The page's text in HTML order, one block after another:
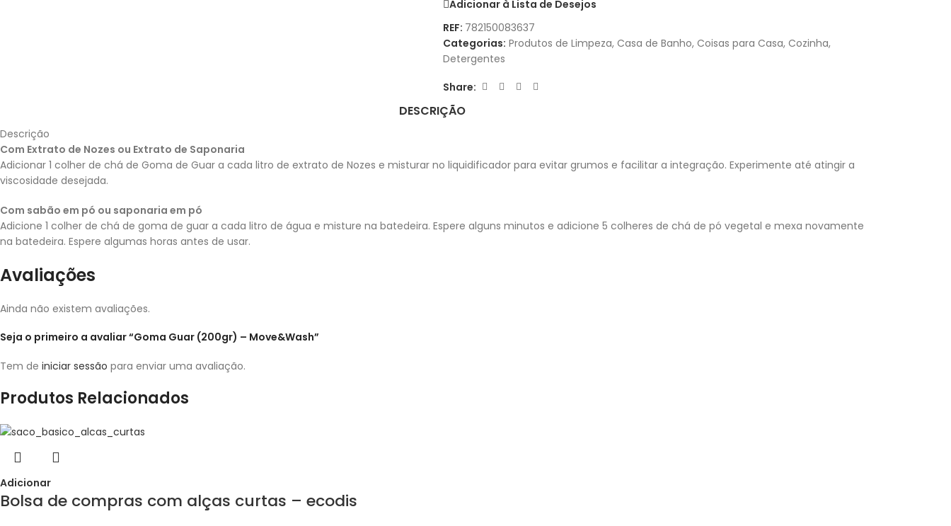
Adicionar à Lista de Desejos
REF: 782150083637
Categorias: Produtos de Limpeza, Casa de Banho, Coisas para Casa, Cozinha,
Detergentes
Share:
DESCRIÇÃO
Descrição
Com Extrato de Nozes ou Extrato de Saponaria
Adicionar 1 colher de chá de Goma de Guar a cada litro de extrato de Nozes e misturar no liquidificador para evitar grumos e facilitar a integração. Experimente até atingir a
viscosidade desejada.
Com sabão em pó ou saponaria em pó
Adicione 1 colher de chá de goma de guar a cada litro de água e misture na batedeira. Espere alguns minutos e adicione 5 colheres de chá de pó vegetal e mexa novamente
na batedeira. Espere algumas horas antes de usar.
Avaliações
Ainda não existem avaliações.
Seja o primeiro a avaliar “Goma Guar (200gr) – Move&Wash”
Tem de iniciar sessão para enviar uma avaliação.
Produtos Relacionados
Adicionar
Bolsa de compras com alças curtas – ecodis